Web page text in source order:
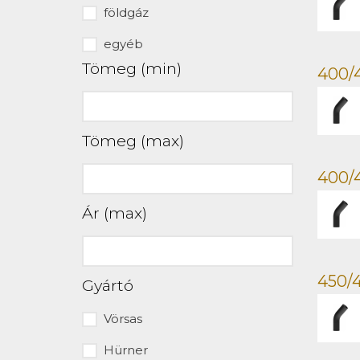
földgáz
egyéb
Tömeg (min)
Tömeg (max)
Ár (max)
Gyártó
Vörsas
Hürner
400/
400/
450/